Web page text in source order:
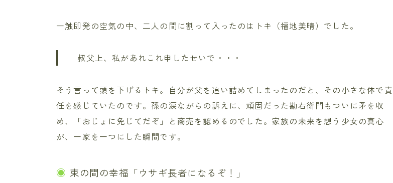
一触即発の空気の中、二人の間に割って入ったのはトキ（福地美晴）でした。
叔父上、私があれこれ申したせいで・・・
そう言って頭を下げるトキ。自分が父を追い詰めてしまったのだと、その小さな体で責
任を感じていたのです。孫の涙ながらの訴えに、頑固だった勘右衛門もついに矛を収
め、「おじょに免じてだぞ」と商売を認めるのでした。家族の未来を想う少女の真心
が、一家を一つにした瞬間です。
束の間の幸福「ウサギ長者になるぞ！」